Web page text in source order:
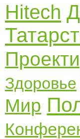
Hitech
Здоровье
Мир